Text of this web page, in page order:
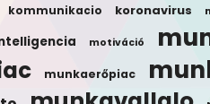
kommunikacio koronavirus
motiváció
munkaerőpiac